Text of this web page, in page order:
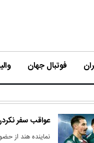
فوتبال جهان
عواقب سفر نکردن به
نماینده هند از